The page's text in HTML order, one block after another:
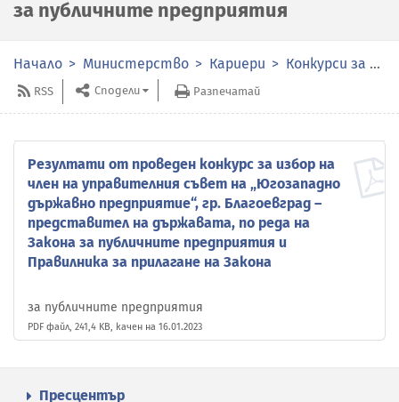
за публичните предприятия
Начало Министерство Кариери Конкурси за избор на членове на органите за управление и контрол в публичните предприятия
RSS Сподели Разпечатай
Резултати от проведен конкурс за избор на
член на управителния съвет на „Югозападно
държавно предприятие“, гр. Благоевград –
представител на държавата, по реда на
Закона за публичните предприятия и
Правилника за прилагане на Закона
за публичните предприятия
PDF файл, 241,4 KB, качен на 16.01.2023
Пресцентър